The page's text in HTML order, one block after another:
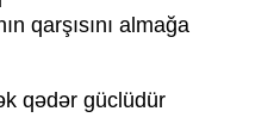
qarşısını almağa
qədər güclüdür